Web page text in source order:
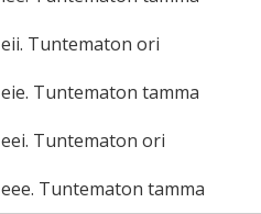
eii. Tuntematon ori
eie. Tuntematon tamma
eei. Tuntematon ori
eee. Tuntematon tamma